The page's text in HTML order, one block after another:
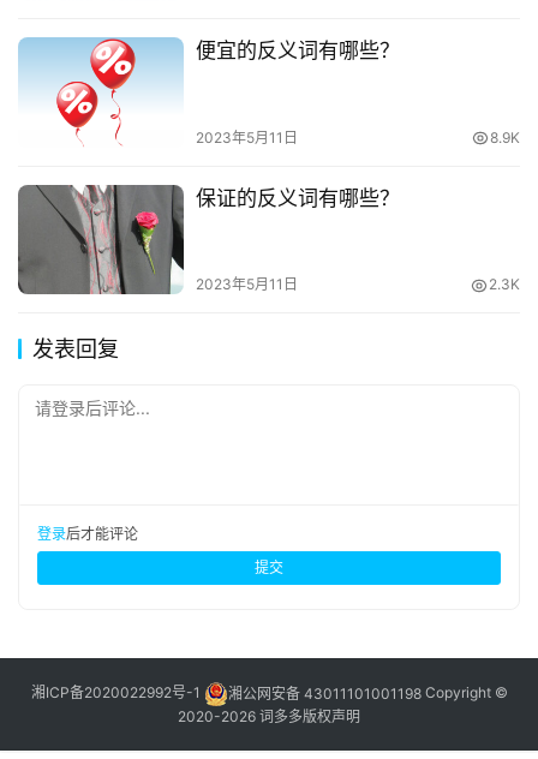
便宜的反义词有哪些？
2023年5月11日 8.9K
保证的反义词有哪些？
2023年5月11日 2.3K
发表回复
请登录后评论...
登录后才能评论
提交
湘ICP备2020022992号-1 湘公网安备 43011101001198Copyright ©
2020-2026 词多多版权声明